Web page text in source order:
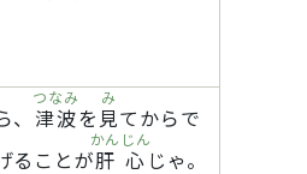
津波
つなみ
を 見
み
てからで
ることが肝心
かんじん
じゃ。